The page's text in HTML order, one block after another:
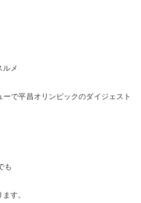
ルメ
ーで平昌オリンピックのダイジェスト
も
す。